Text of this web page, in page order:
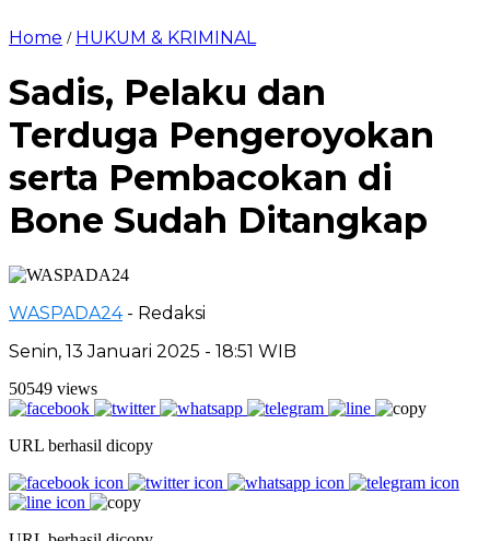
Home / HUKUM & KRIMINAL
Sadis, Pelaku dan
Terduga Pengeroyokan
serta Pembacokan di
Bone Sudah Ditangkap
WASPADA24 - Redaksi
Senin, 13 Januari 2025 - 18:51 WIB
50549 views
URL berhasil dicopy